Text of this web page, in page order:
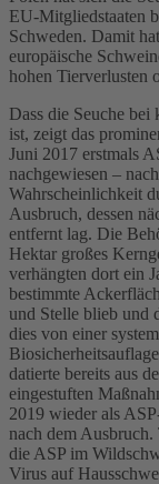
EU-Mitgliedstaaten
Schweden. Damit
europäische
hohen Tierverlusten
Dass die Seuche bei
ist, zeigt das
Juni 2017 erstmals
nachgewiesen –
Wahrscheinlichkeit
Ausbruch, dessen
entfernt lag. Die
Hektar großes
verhängten dort ein
bestimmte
und Stelle blieb und
dies von einer
datierte bereits aus
eingestuften
2019 wieder als
nach dem
die ASP im
Virus auf